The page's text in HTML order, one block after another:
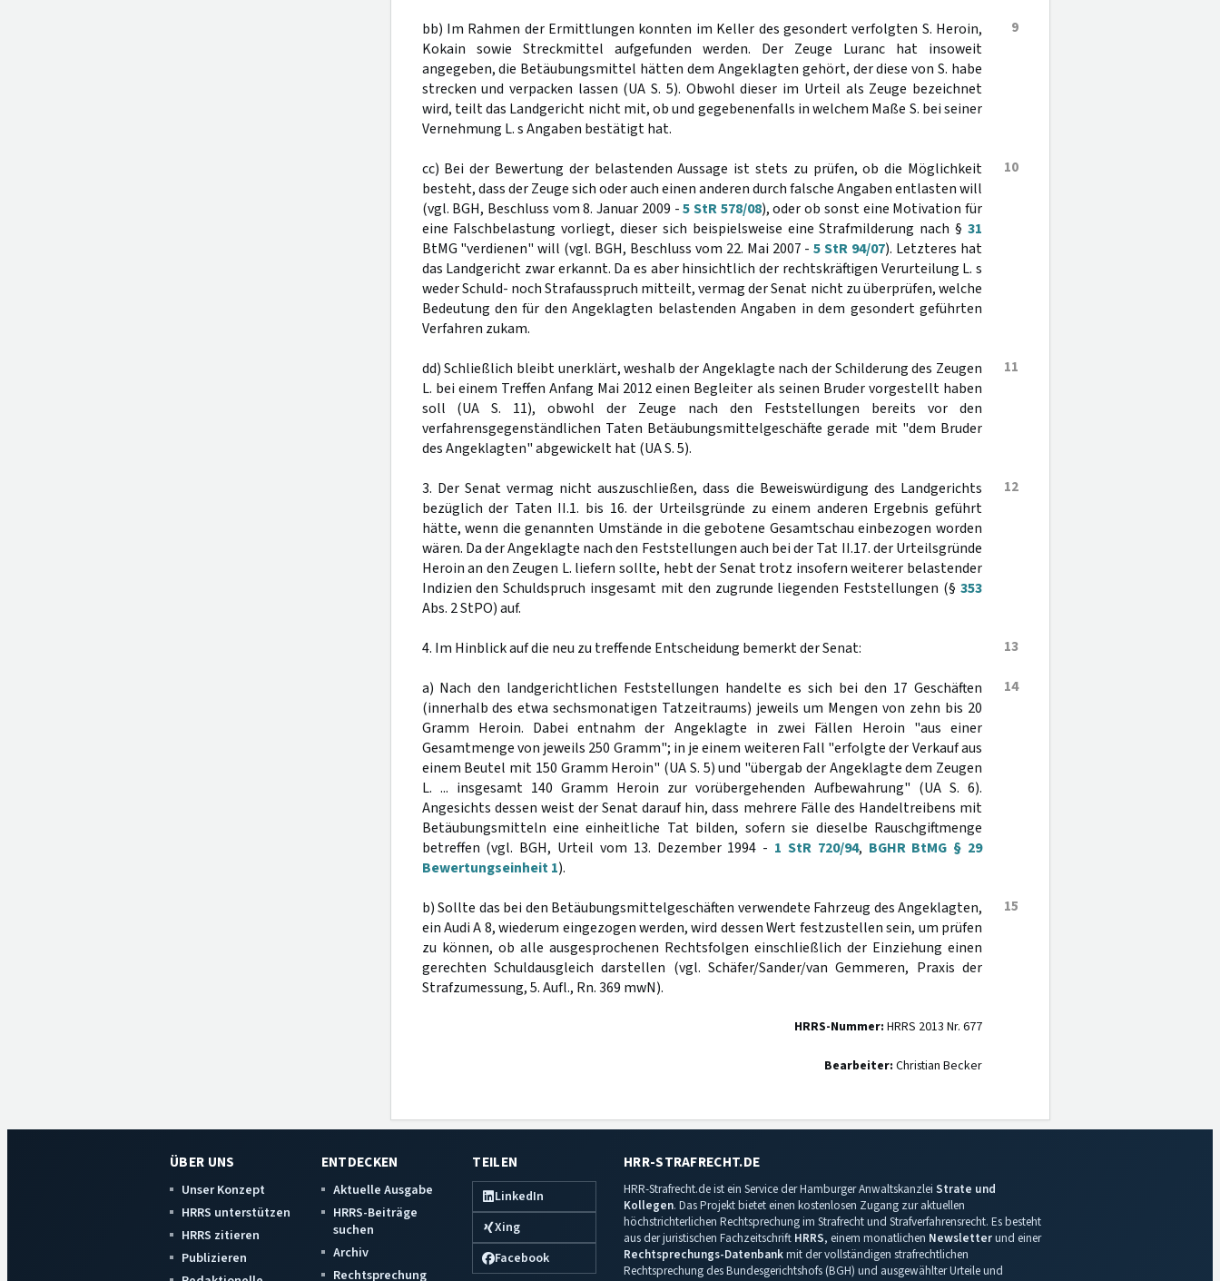
9
bb) Im Rahmen der Ermittlungen konnten im Keller des gesondert verfolgten S. Heroin,
Kokain sowie Streckmittel aufgefunden werden. Der Zeuge Luranc hat insoweit
angegeben, die Betäubungsmittel hätten dem Angeklagten gehört, der diese von S. habe
strecken und verpacken lassen (UA S. 5). Obwohl dieser im Urteil als Zeuge bezeichnet
wird, teilt das Landgericht nicht mit, ob und gegebenenfalls in welchem Maße S. bei seiner
Vernehmung L. s Angaben bestätigt hat.
10
cc) Bei der Bewertung der belastenden Aussage ist stets zu prüfen, ob die Möglichkeit
besteht, dass der Zeuge sich oder auch einen anderen durch falsche Angaben entlasten will
(vgl. BGH, Beschluss vom 8. Januar 2009 -5 StR 578/08), oder ob sonst eine Motivation für
eine Falschbelastung vorliegt, dieser sich beispielsweise eine Strafmilderung nach § 31
BtMG "verdienen" will (vgl. BGH, Beschluss vom 22. Mai 2007 -5 StR 94/07). Letzteres hat
das Landgericht zwar erkannt. Da es aber hinsichtlich der rechtskräftigen Verurteilung L. s
weder Schuld- noch Strafausspruch mitteilt, vermag der Senat nicht zu überprüfen, welche
Bedeutung den für den Angeklagten belastenden Angaben in dem gesondert geführten
Verfahren zukam.
11
dd) Schließlich bleibt unerklärt, weshalb der Angeklagte nach der Schilderung des Zeugen
L. bei einem Treffen Anfang Mai 2012 einen Begleiter als seinen Bruder vorgestellt haben
soll (UA S. 11), obwohl der Zeuge nach den Feststellungen bereits vor den
verfahrensgegenständlichen Taten Betäubungsmittelgeschäfte gerade mit "dem Bruder
des Angeklagten" abgewickelt hat (UA S. 5).
12
3. Der Senat vermag nicht auszuschließen, dass die Beweiswürdigung des Landgerichts
bezüglich der Taten II.1. bis 16. der Urteilsgründe zu einem anderen Ergebnis geführt
hätte, wenn die genannten Umstände in die gebotene Gesamtschau einbezogen worden
wären. Da der Angeklagte nach den Feststellungen auch bei der Tat II.17. der Urteilsgründe
Heroin an den Zeugen L. liefern sollte, hebt der Senat trotz insofern weiterer belastender
Indizien den Schuldspruch insgesamt mit den zugrunde liegenden Feststellungen (§ 353
Abs. 2 StPO) auf.
13
4. Im Hinblick auf die neu zu treffende Entscheidung bemerkt der Senat:
14
a) Nach den landgerichtlichen Feststellungen handelte es sich bei den 17 Geschäften
(innerhalb des etwa sechsmonatigen Tatzeitraums) jeweils um Mengen von zehn bis 20
Gramm Heroin. Dabei entnahm der Angeklagte in zwei Fällen Heroin "aus einer
Gesamtmenge von jeweils 250 Gramm"; in je einem weiteren Fall "erfolgte der Verkauf aus
einem Beutel mit 150 Gramm Heroin" (UA S. 5) und "übergab der Angeklagte dem Zeugen
L. ... insgesamt 140 Gramm Heroin zur vorübergehenden Aufbewahrung" (UA S. 6).
Angesichts dessen weist der Senat darauf hin, dass mehrere Fälle des Handeltreibens mit
Betäubungsmitteln eine einheitliche Tat bilden, sofern sie dieselbe Rauschgiftmenge
betreffen (vgl. BGH, Urteil vom 13. Dezember 1994 - 1 StR 720/94, BGHR BtMG § 29
Bewertungseinheit 1).
15
b) Sollte das bei den Betäubungsmittelgeschäften verwendete Fahrzeug des Angeklagten,
ein Audi A 8, wiederum eingezogen werden, wird dessen Wert festzustellen sein, um prüfen
zu können, ob alle ausgesprochenen Rechtsfolgen einschließlich der Einziehung einen
gerechten Schuldausgleich darstellen (vgl. Schäfer/Sander/van Gemmeren, Praxis der
Strafzumessung, 5. Aufl., Rn. 369 mwN).
HRRS-Nummer: HRRS 2013 Nr. 677
Bearbeiter: Christian Becker
ÜBER UNS
Unser Konzept
HRRS unterstützen
HRRS zitieren
Publizieren
ENTDECKEN
Aktuelle Ausgabe
HRRS-Beiträge
suchen
Archiv
Rechtsprechung
TEILEN
LinkedIn
Xing
Facebook
HRR-STRAFRECHT.DE
HRR-Strafrecht.de ist ein Service der Hamburger Anwaltskanzlei Strate und
Kollegen. Das Projekt bietet einen kostenlosen Zugang zur aktuellen
höchstrichterlichen Rechtsprechung im Strafrecht und Strafverfahrensrecht. Es besteht
aus der juristischen Fachzeitschrift HRRS, einem monatlichen Newsletterund einer
Rechtsprechungs-Datenbankmit der vollständigen strafrechtlichen
Rechtsprechung des Bundesgerichtshofs (BGH) und ausgewählter Urteile und